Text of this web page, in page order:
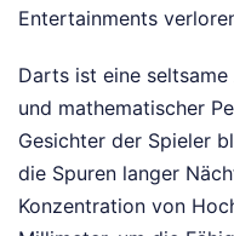
Entertainments
Darts ist eine
und mathematischer
Gesichter der Spieler
die Spuren langer
Konzentration von